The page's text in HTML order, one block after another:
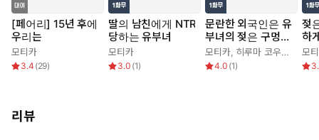
[페어리] 15년 후에
우리는
모티카
3.4 (29)
딸의 남친에게 NTR
당하는 유부녀
모티카
3.0 (1)
문란한 외국인은 유
부녀의 젖은 구멍을
괴롭힌다
모티카, 히루마 코우지 아이
4.0 (1)
젖
하
모
리뷰